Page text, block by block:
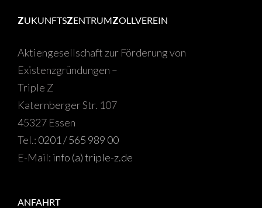
ZUKUNFTSZENTRUMZOLLVEREIN
Aktiengesellschaft zur Förderung von
Existenzgründungen –
Triple Z
Katernberger Str. 107
45327 Essen
Tel.: 0201 / 565 989 00
E-Mail: info (a) triple-z.de
ANFAHRT